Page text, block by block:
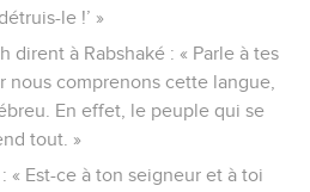
le !’ »
dirent à Rabshaké : « Parle à tes
nous comprenons cette langue,
En effet, le peuple qui se
tout. »
« Est-ce à ton seigneur et à toi